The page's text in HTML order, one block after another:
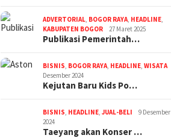
ADVERTORIAL, BOGOR RAYA, HEADLINE,
KABUPATEN BOGOR
27 Maret 2025
Publikasi Pemerintah…
BISNIS, BOGOR RAYA, HEADLINE,WISATA
Desember 2024
Kejutan Baru Kids Po…
BISNIS, HEADLINE,JUAL-BELI
9 Desember
2024
Taeyang akan Konser …